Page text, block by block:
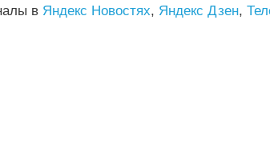
в Яндекс Новостях, Яндекс Дзен,